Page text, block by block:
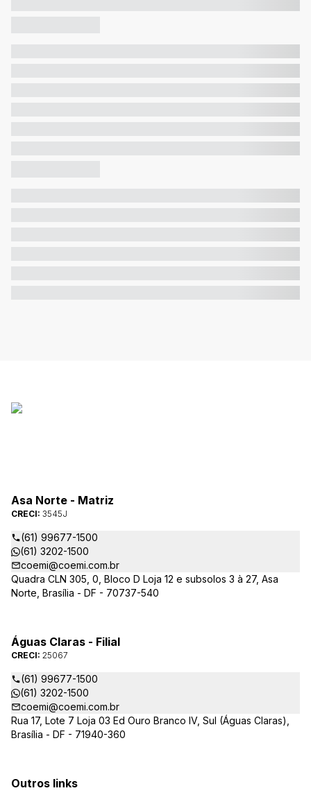
Asa Norte - Matriz
CRECI: 3545J
(61) 99677-1500
(61) 3202-1500
coemi@coemi.com.br
Quadra CLN 305, 0, Bloco D Loja 12 e subsolos 3 à 27, Asa
Norte, Brasília - DF - 70737-540
Águas Claras - Filial
CRECI: 25067
(61) 99677-1500
(61) 3202-1500
coemi@coemi.com.br
Rua 17, Lote 7 Loja 03 Ed Ouro Branco IV, Sul (Águas Claras),
Brasília - DF - 71940-360
Outros links